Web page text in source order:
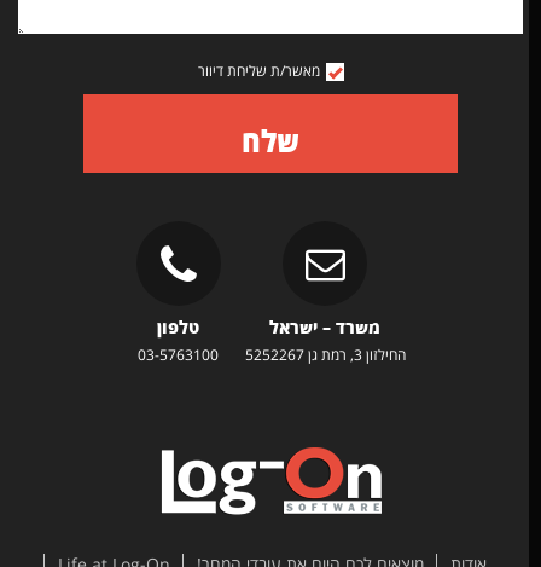
מאשר/ת שליחת דיוור
שלח
משרד – ישראל
החילזון 3, רמת גן 5252267
טלפון
03-5763100